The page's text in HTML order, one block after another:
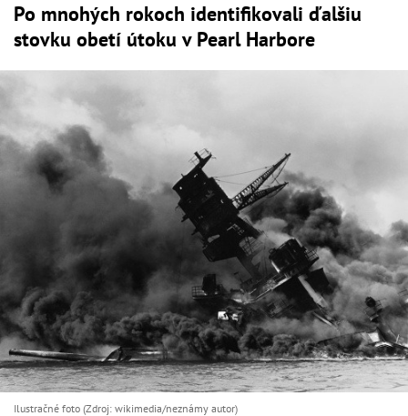
Po mnohých rokoch identifikovali ďalšiu
stovku obetí útoku v Pearl Harbore
Ilustračné foto (Zdroj: wikimedia/neznámy autor)